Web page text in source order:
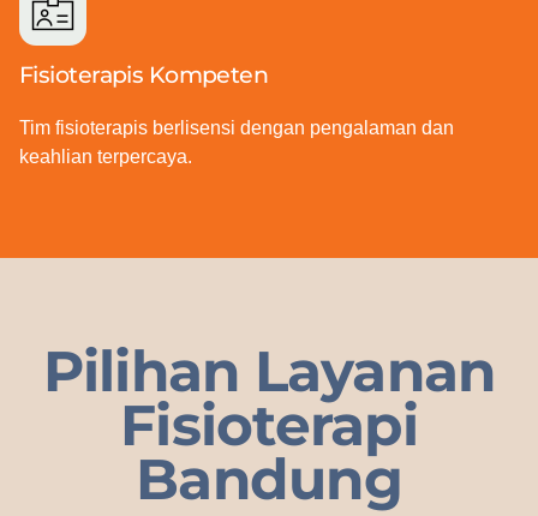
Fisioterapis Kompeten
Tim fisioterapis berlisensi dengan pengalaman dan
keahlian terpercaya.
Pilihan Layanan
Fisioterapi
Bandung